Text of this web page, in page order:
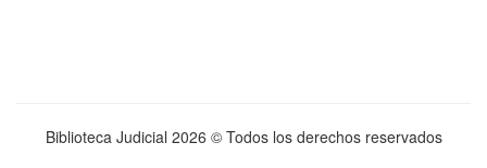
Biblioteca Judicial 2026 © Todos los derechos reservados